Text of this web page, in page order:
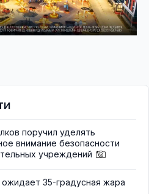
поручил уделять
внимание безопасности
учреждений
ожидает 35-градусная жара